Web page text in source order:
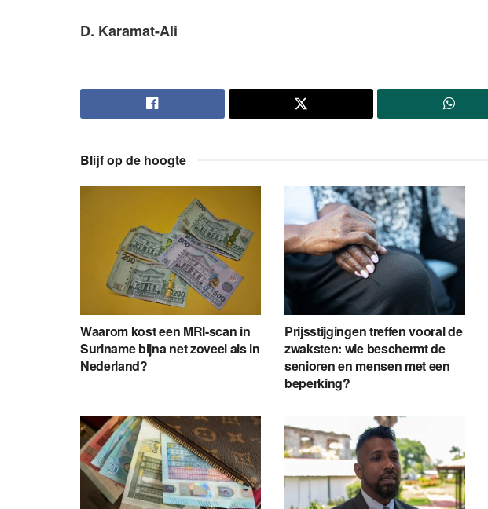
D. Karamat-Ali
Blijf op de hoogte
Waarom kost een MRI-scan in
Suriname bijna net zoveel als in
Nederland?
Prijsstijgingen treffen vooral de
zwaksten: wie beschermt de
senioren en mensen met een
beperking?